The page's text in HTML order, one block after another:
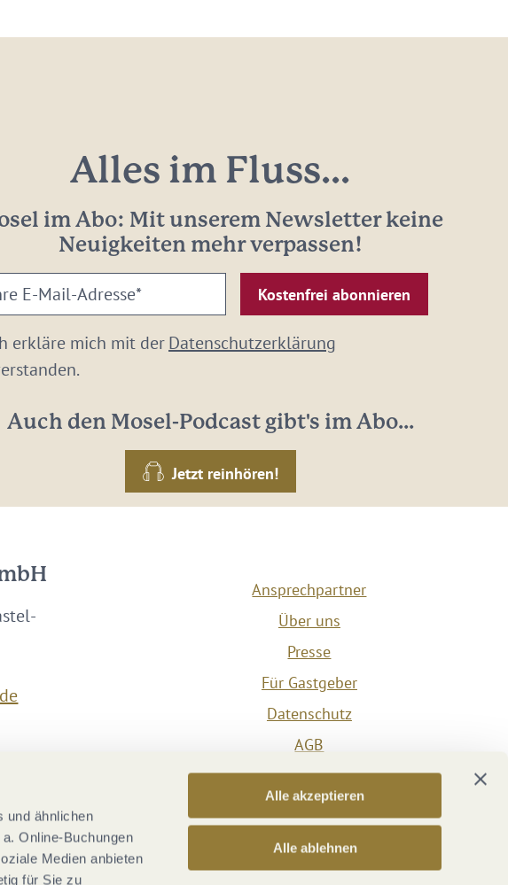
und ähnlichen
Online-Buchungen
Medien anbieten
für Sie zu
Alle akzeptieren
Alle ablehnen
Alles im Fluss...
im Abo: Mit unserem Newsletter keine
Neuigkeiten mehr verpassen!
erkläre mich mit derDatenschutzerklärung
Auch den Mosel-Podcast gibt's im Abo...
Jetzt reinhören!
Ansprechpartner
Über uns
Presse
Für Gastgeber
Datenschutz
AGB
Impressum
Barrierefreiheit
Vertrag widerrufen
Versicherungsvertrag widerrufen